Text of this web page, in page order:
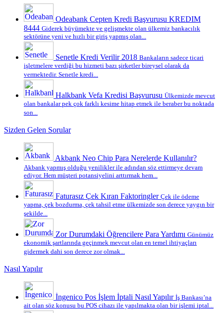
Odeabank Cepten Kredi Başvurusu KREDIM
8444 Giderek büyümekte ve gelişmekte olan ülkemiz bankacılık
sektörüne yeni ve hızlı bir giriş yapmış olan...
Senetle Kredi Verilir 2018 Bankaların sadece ticari
işletmelere verdiği bu hizmeti bazı şirketler bireysel olarak da
vermektedir. Senetle kredi...
Halkbank Vefa Kredisi Başvurusu Ülkemizde mevcut
olan bankalar pek çok farklı kesime hitap etmek ile beraber bu noktada
son...
Sizden Gelen Sorular
Akbank Neo Chip Para Nerelerde Kullanılır?
Akbank yapmış olduğu yenilikler ile adından söz ettirmeye devam
ediyor. Hem müşteri potansiyelini arttırmak hem...
Faturasız Çek Kıran Faktoringler Çek ile ödeme
yapma, çek bozdurma, çek tahsil etme ülkemizde son derece yaygın bir
şekilde...
Zor Durumdaki Öğrencilere Para Yardımı Günümüz
ekonomik şartlarında geçinmek mevcut olan en temel ihtiyaçları
gidermek dahi son derece zor olmak...
Nasıl Yapılır
İngenico Pos İşlem İptali Nasıl Yapılır İş Bankası’na
ait olan söz konusu bu POS cihazı ile yapılmakta olan bir işlemi iptal...